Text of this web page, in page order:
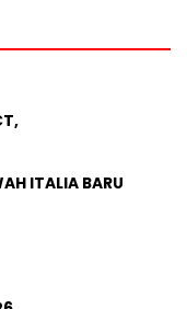
ITALIA BARU